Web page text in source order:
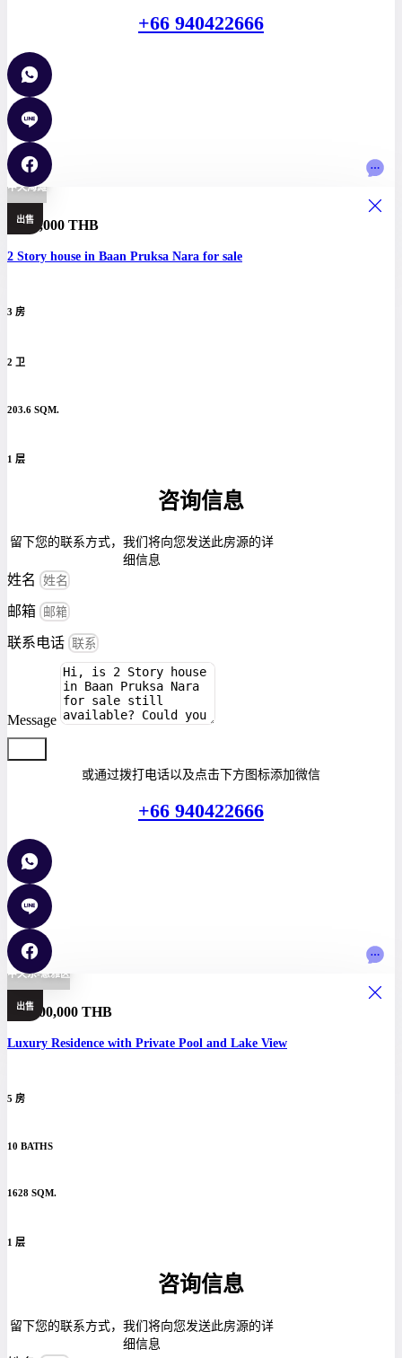
+66 940422666
出售
中天海滩
6,390,000 THB
2 Story house in Baan Pruksa Nara for sale
3 房
2 卫
203.6 SQM.
1 层
咨询信息
留下您的联系方式，我们将向您发送此房源的详
细信息
姓名
邮箱
联系电话
Message
或通过拨打电话以及点击下方图标添加微信
+66 940422666
出售
中天东-慧雅区
118,000,000 THB
Luxury Residence with Private Pool and Lake View
5 房
10 BATHS
1628 SQM.
1 层
咨询信息
留下您的联系方式，我们将向您发送此房源的详
细信息